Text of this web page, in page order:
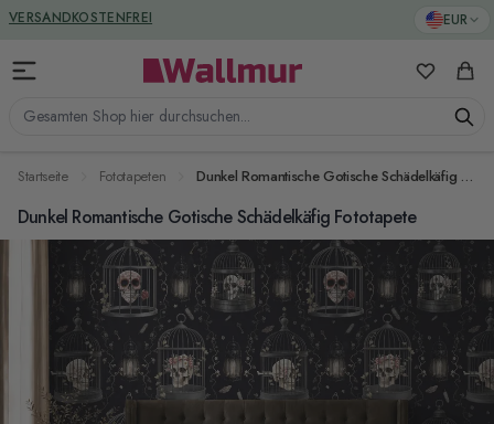
Zum Inhalt springen EUR
Gesamten Shop hier durchsuchen...
Meine
VERSANDKOSTENFREI
GREENGUARD ZERTIFIZIERT
Startseite Fototapeten Dunkel Romantische Gotische Schädelkäfig Fototapete
Dunkel Romantische Gotische Schädelkäfig Fototapete